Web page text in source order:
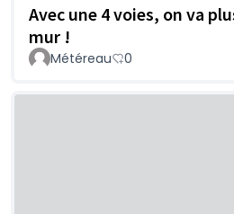
Avec une 4 voies, on va
mur !
Météreau 0